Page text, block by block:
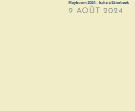
Meyboom 2024 : halte à Etterbeek
9 AOÛT 2024